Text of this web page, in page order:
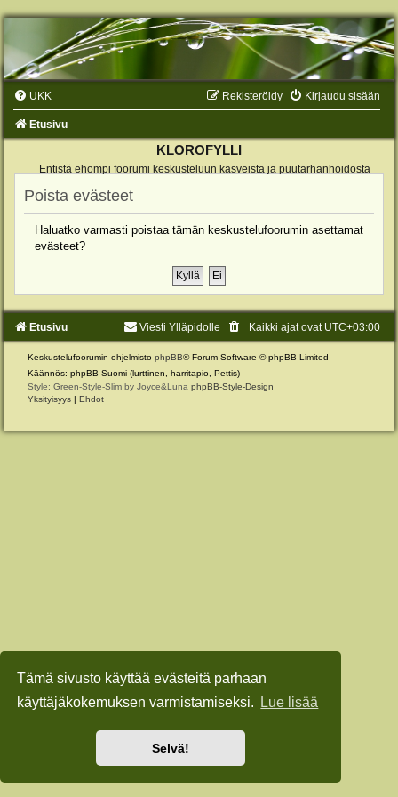
Tämä sivusto käyttää evästeitä parhaan
käyttäjäkokemuksen varmistamiseksi.
Lue lisää
Selvä!
UKK Kirjaudu sisään
Rekisteröidy
Etusivu
KLOROFYLLI
Entistä ehompi foorumi keskusteluun kasveista ja puutarhanhoidosta
Poista evästeet
Haluatko varmasti poistaa tämän keskustelufoorumin asettamat
evästeet?
Etusivu Kaikki ajat ovat UTC+03:00
Viesti Ylläpidolle
Keskustelufoorumin ohjelmisto phpBB® Forum Software © phpBB Limited
Käännös: phpBB Suomi (lurttinen, harritapio, Pettis)
Style: Green-Style-Slim by Joyce&Luna phpBB-Style-Design
Yksityisyys | Ehdot